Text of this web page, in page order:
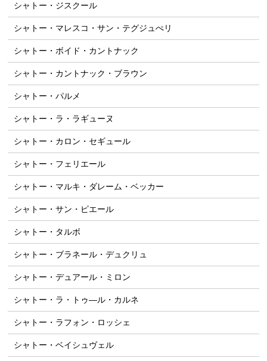
シャトー・ジスクール
シャトー・マレスコ・サン・テグジュぺリ
シャトー・ボイド・カントナック
シャトー・カントナック・ブラウン
シャトー・パルメ
シャトー・ラ・ラギューヌ
シャトー・カロン・セギュール
シャトー・フェリエール
シャトー・マルキ・ダレーム・ベッカー
シャトー・サン・ピエール
シャトー・タルボ
シャトー・ブラネール・デュクリュ
シャトー・デュアール・ミロン
シャトー・ラ・トゥ―ル・カルネ
シャトー・ラフォン・ロッシェ
シャトー・ベイシュヴェル